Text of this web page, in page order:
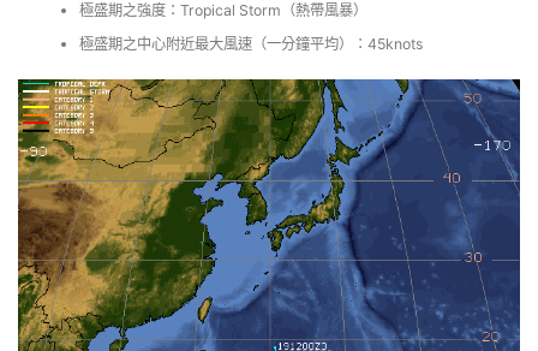
極盛期之強度：Tropical Storm（熱帶風暴）
極盛期之中心附近最大風速（一分鐘平均）：45knots